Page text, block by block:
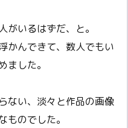
がいるはずだ、と。
かんできて、数人でもい
ました。
ない、淡々と作品の画像
ものでした。